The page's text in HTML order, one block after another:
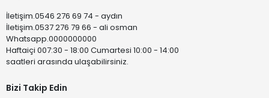
İletişim.0546 276 69 74 - aydın
İletişim.0537 276 79 66 - ali osman
Whatsapp.0000000000
Haftaiçi 007:30 - 18:00 Cumartesi 10:00 - 14:00
saatleri arasında ulaşabilirsiniz.
Bizi Takip Edin